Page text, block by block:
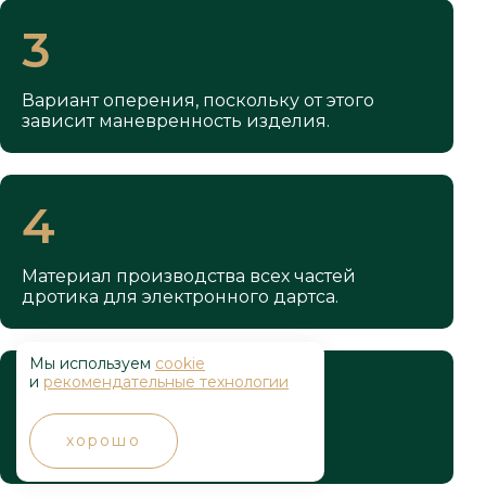
3
Вариант оперения, поскольку от этого
зависит маневренность изделия.
4
Материал производства всех частей
дротика для электронного дартса.
5
Дизайн и вариант исполнения.
Мы используем cookie
и рекомендательные технологии
хорошо